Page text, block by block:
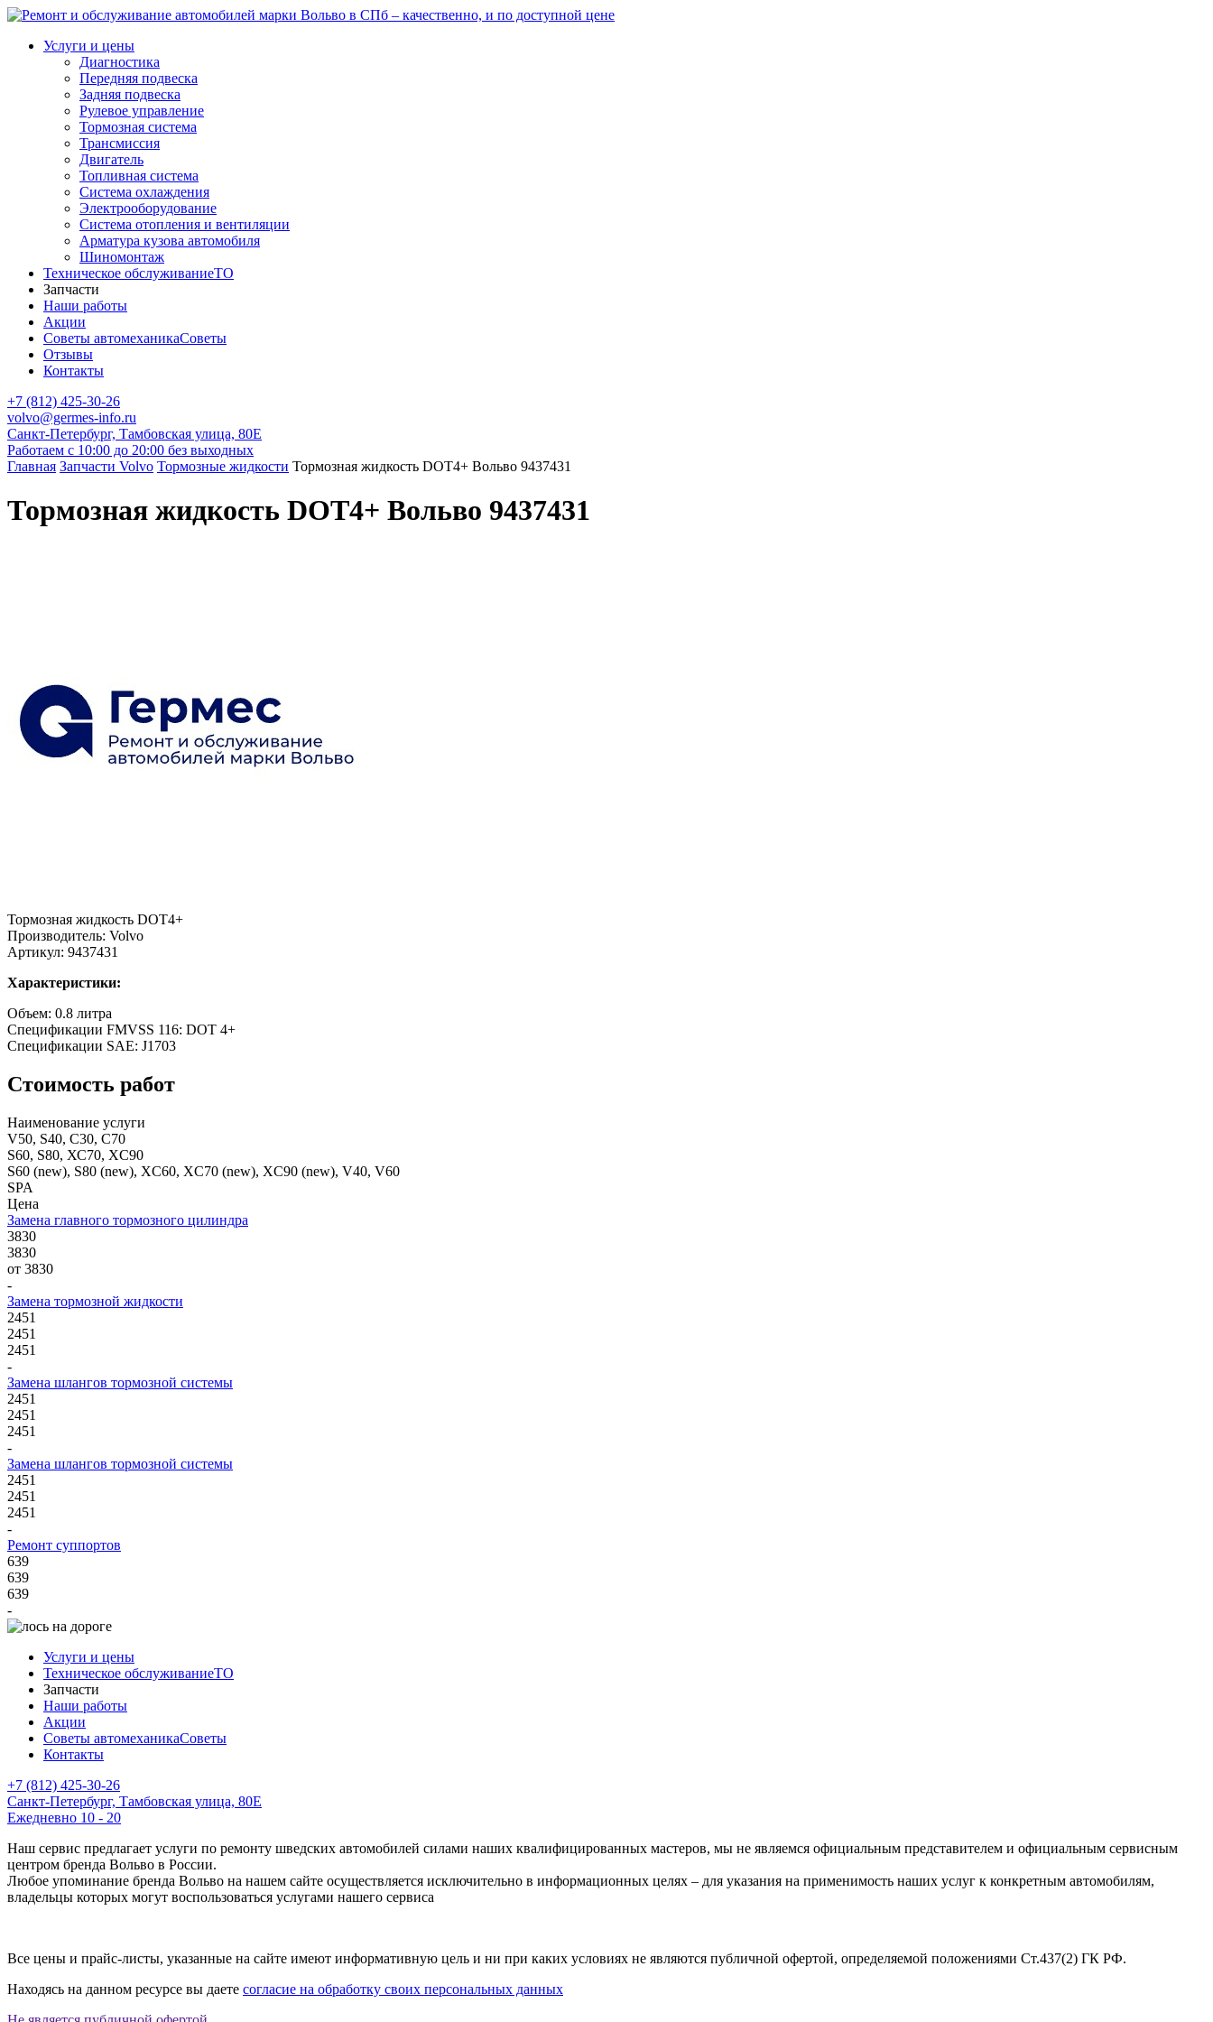
Услуги и цены
Диагностика
Передняя подвеска
Задняя подвеска
Рулевое управление
Тормозная система
Трансмиссия
Двигатель
Топливная система
Система охлаждения
Электрооборудование
Система отопления и вентиляции
Арматура кузова автомобиля
Шиномонтаж
Техническое обслуживаниеТО
Запчасти
Наши работы
Акции
Советы автомеханикаСоветы
Отзывы
Контакты
+7 (812) 425-30-26
volvo@germes-info.ru
Санкт-Петербург, Тамбовская улица, 80Е
Работаем с 10:00 до 20:00 без выходных
Главная Запчасти Volvo Тормозные жидкости Тормозная жидкость DOT4+ Вольво 9437431
Тормозная жидкость DOT4+ Вольво 9437431
Тормозная жидкость DOT4+
Производитель: Volvo
Артикул: 9437431
Характеристики:
Объем: 0.8 литра
Спецификации FMVSS 116: DOT 4+
Спецификации SAE: J1703
Стоимость работ
Наименование услуги
V50, S40, С30, С70
S60, S80, ХС70, XC90
S60 (new), S80 (new), XC60, XC70 (new), XC90 (new), V40, V60
SPA
Цена
Замена главного тормозного цилиндра
3830
3830
от 3830
-
Замена тормозной жидкости
2451
2451
2451
-
Замена шлангов тормозной системы
2451
2451
2451
-
Замена шлангов тормозной системы
2451
2451
2451
-
Ремонт суппортов
639
639
639
-
Услуги и цены
Техническое обслуживаниеТО
Запчасти
Наши работы
Акции
Советы автомеханикаСоветы
Контакты
+7 (812) 425-30-26
Санкт-Петербург, Тамбовская улица, 80Е
Ежедневно 10 - 20
Наш сервис предлагает услуги по ремонту шведских автомобилей силами наших квалифицированных мастеров, мы не являемся официальным представителем и официальным сервисным
центром бренда Вольво в России.
Любое упоминание бренда Вольво на нашем сайте осуществляется исключительно в информационных целях – для указания на применимость наших услуг к конкретным автомобилям,
владельцы которых могут воспользоваться услугами нашего сервиса
Все цены и прайс-листы, указанные на сайте имеют информативную цель и ни при каких условиях не являются публичной офертой, определяемой положениями Ст.437(2) ГК РФ.
Находясь на данном ресурсе вы даете согласие на обработку своих персональных данных